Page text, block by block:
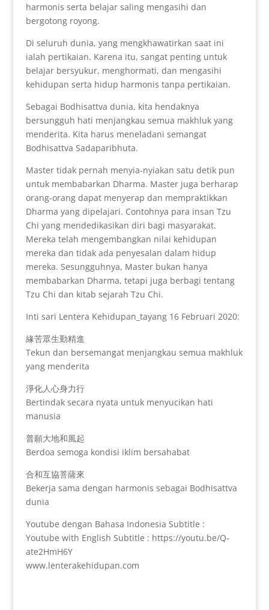
harmonis serta belajar saling mengasihi dan
bergotong royong.
Di seluruh dunia, yang mengkhawatirkan saat ini
ialah pertikaian. Karena itu, sangat penting untuk
belajar bersyukur, menghormati, dan mengasihi
kehidupan serta hidup harmonis tanpa pertikaian.
Sebagai Bodhisattva dunia, kita hendaknya
bersungguh hati menjangkau semua makhluk yang
menderita. Kita harus meneladani semangat
Bodhisattva Sadaparibhuta.
Master tidak pernah menyia-nyiakan satu detik pun
untuk membabarkan Dharma. Master juga berharap
orang-orang dapat menyerap dan mempraktikkan
Dharma yang dipelajari. Contohnya para insan Tzu
Chi yang mendedikasikan diri bagi masyarakat.
Mereka telah mengembangkan nilai kehidupan
mereka dan tidak ada penyesalan dalam hidup
mereka. Sesungguhnya, Master bukan hanya
membabarkan Dharma, tetapi juga berbagi tentang
Tzu Chi dan kitab sejarah Tzu Chi.
Inti sari Lentera Kehidupan_tayang 16 Februari 2020:
緣苦眾生勤精進
Tekun dan bersemangat menjangkau semua makhluk
yang menderita
淨化人心身力行
Bertindak secara nyata untuk menyucikan hati
manusia
普願大地和風起
Berdoa semoga kondisi iklim bersahabat
合和互協菩薩來
Bekerja sama dengan harmonis sebagai Bodhisattva
dunia
Youtube dengan Bahasa Indonesia Subtitle :
Youtube with English Subtitle : https://youtu.be/Q-
ate2HmH6Y
www.lenterakehidupan.com